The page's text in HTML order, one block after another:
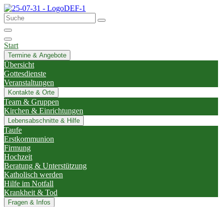
Start
Termine & Angebote
Übersicht
Gottesdienste
Veranstaltungen
Kontakte & Orte
Team & Gruppen
Kirchen & Einrichtungen
Lebensabschnitte & Hilfe
Taufe
Erstkommunion
Firmung
Hochzeit
Beratung & Unterstützung
Katholisch werden
Hilfe im Notfall
Krankheit & Tod
Fragen & Infos